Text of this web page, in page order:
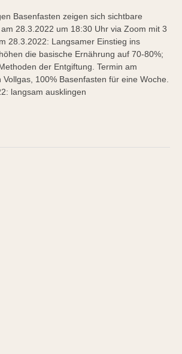
Basenfasten zeigen sich sichtbare
28.3.2022 um 18:30 Uhr via Zoom mit 3
28.3.2022: Langsamer Einstieg ins
die basische Ernährung auf 70-80%;
der Entgiftung. Termin am
100% Basenfasten für eine Woche.
langsam ausklingen